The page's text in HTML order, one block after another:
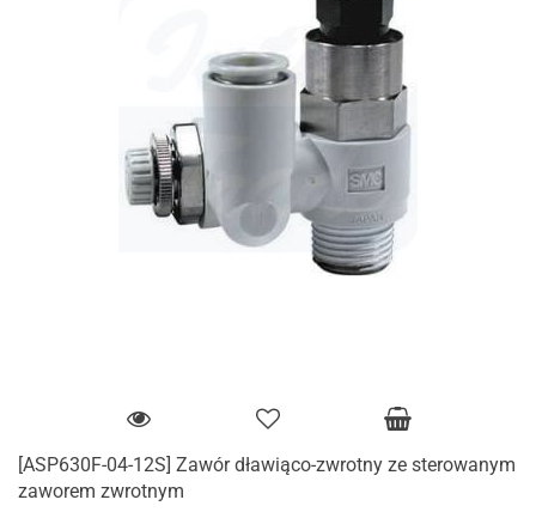
[ASP630F-04-12S] Zawór dławiąco-zwrotny ze sterowanym
zaworem zwrotnym